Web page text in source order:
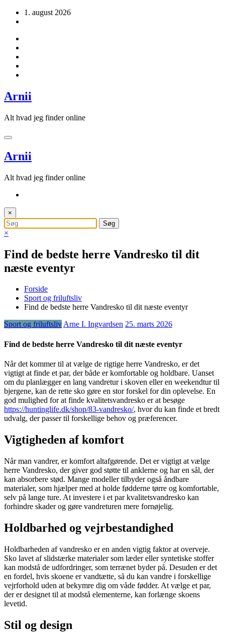
Videre 1. august 2026
Arnii
Alt hvad jeg finder online
Arnii
Alt hvad jeg finder online
×
×
Find de bedste herre Vandresko til dit
næste eventyr
Forside
Sport og friluftsliv
Find de bedste herre Vandresko til dit næste eventyr
Sport og friluftslivArne I. Ingvardsen 25. marts 2026
Find de bedste herre Vandresko til dit næste eventyr
Når det kommer til at vælge de rigtige herre Vandresko, er det
vigtigt at finde et par, der både er komfortable og holdbare. Uanset
om du planlægger en lang vandretur i skoven eller en weekendtur til
bjergene, kan de rette sko gøre en stor forskel for din oplevelse. En
god mulighed for at finde kvalitetsvandresko er at besøge
https://huntinglife.dk/shop/83-vandresko/, hvor du kan finde et bredt
udvalg, der passer til forskellige behov og præferencer.
Vigtigheden af komfort
Når man vandrer, er komfort altafgørende. Det er vigtigt at vælge
herre Vandresko, der giver god støtte til anklerne og har en sål, der
kan absorbere stød. Mange modeller tilbyder også åndbare
materialer, som hjælper med at holde fødderne tørre og komfortable,
selv på lange ture. At investere i et par kvalitetsvandresko kan
forhindre skader og gøre vandreturen mere fornøjelig.
Holdbarhed og vejrbestandighed
Holdbarheden af vandresko er en anden vigtig faktor at overveje.
Sko lavet af slidstærke materialer som læder eller syntetiske stoffer
kan modstå de udfordringer, som terrænet byder på. Desuden er det
en fordel, hvis skoene er vandtætte, så du kan vandre i forskellige
vejrforhold uden at bekymre dig om våde fødder. At vælge et par,
der er designet til at modstå elementerne, kan forlænge skoens
levetid.
Stil og design